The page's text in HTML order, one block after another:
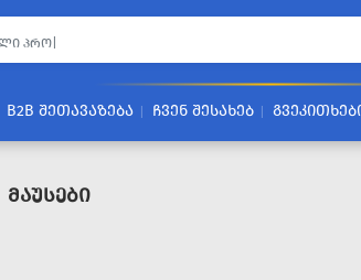
B2B ᲨᲔᲗᲐᲕᲐᲖᲔᲑᲐ ᲩᲕᲔᲜ ᲨᲔᲡᲐᲮᲔᲑ
Მაუსები